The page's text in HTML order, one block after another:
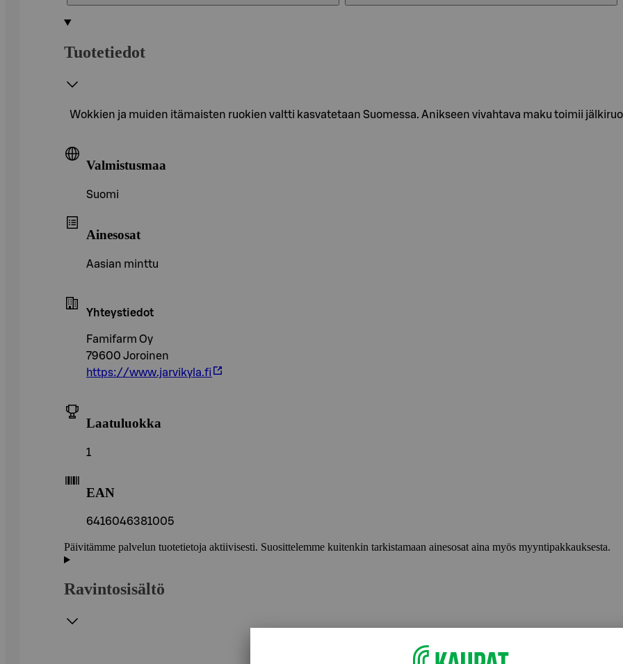
Tuotetiedot
Wokkien ja muiden itämaisten ruokien valtti kasvatetaan Suomessa. Anikseen vivahtava maku toimii
Valmistusmaa
Suomi
Ainesosat
Aasian minttu
Yhteystiedot
Famifarm Oy
79600 Joroinen
https://www.jarvikyla.fi
Laatuluokka
1
EAN
6416046381005
Päivitämme palvelun tuotetietoja aktiivisesti. Suosittelemme kuitenkin tarkistamaan ainesosat aina myös myyntipakkauksesta.
Ravintosisältö